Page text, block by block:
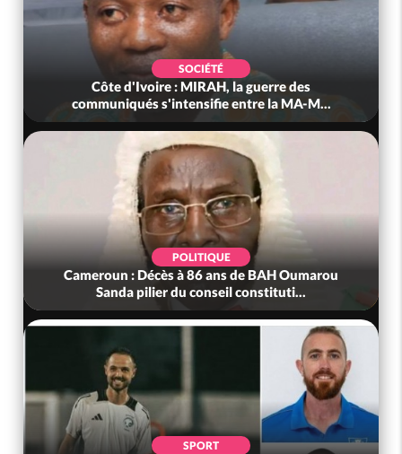
SOCIÉTÉ
Côte d'Ivoire : MIRAH, la guerre des
communiqués s'intensifie entre la MA-M...
POLITIQUE
Cameroun : Décès à 86 ans de BAH Oumarou
Sanda pilier du conseil constituti...
SPORT